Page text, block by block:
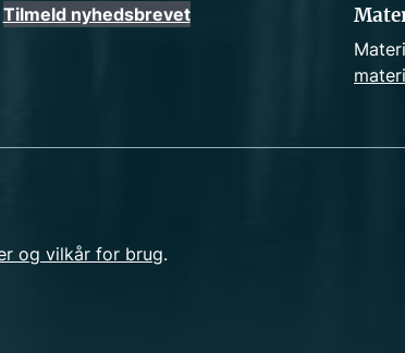
Tilmeld nyhedsbrevet
og vilkår for brug.